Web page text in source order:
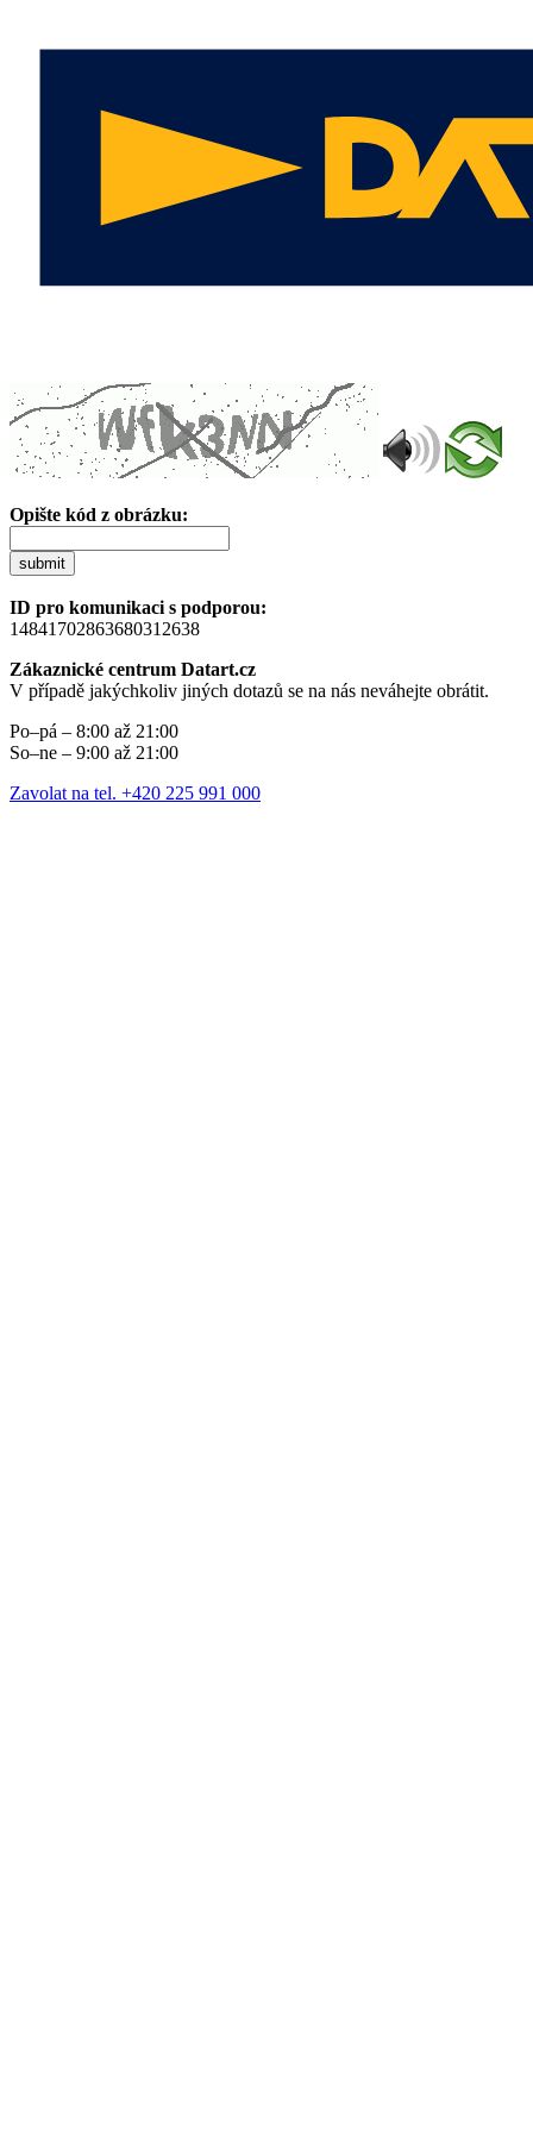
Opište kód z obrázku:
submit
ID pro komunikaci s podporou:
14841702863680312638
Zákaznické centrum Datart.cz
V případě jakýchkoliv jiných dotazů se na nás neváhejte obrátit.
Po–pá – 8:00 až 21:00
So–ne – 9:00 až 21:00
Zavolat na tel. +420 225 991 000